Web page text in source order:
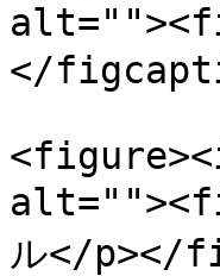
</
ル</p></